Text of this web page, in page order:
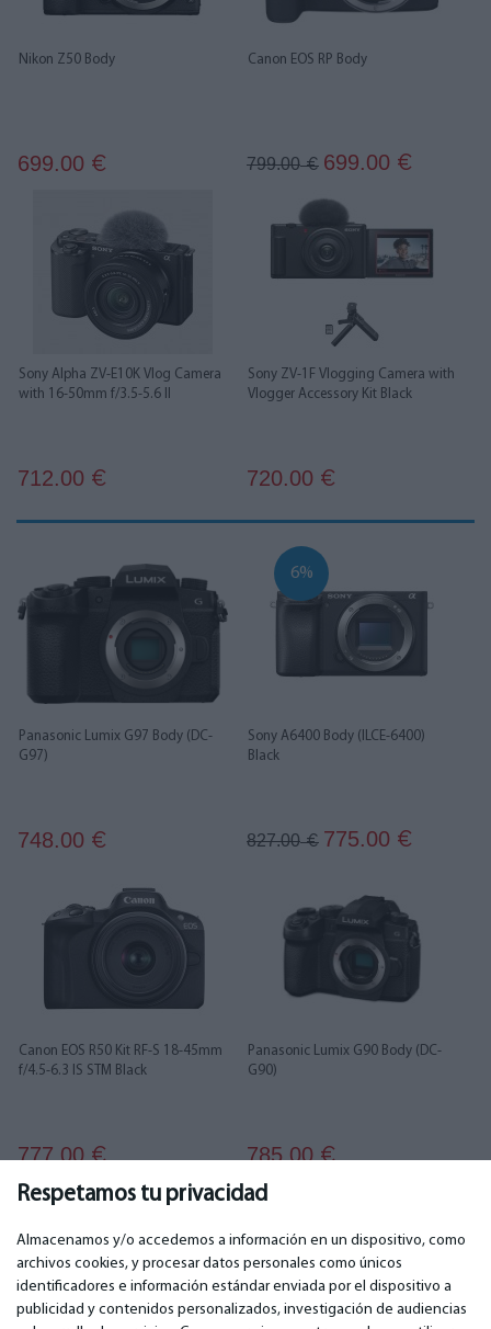
Respetamos tu privacidad
Almacenamos y/o accedemos a información en un dispositivo, como
archivos cookies, y procesar datos personales como únicos
identificadores e información estándar enviada por el dispositivo a
publicidad y contenidos personalizados, investigación de audiencias
Nikon Z50 Body
699.00 €
Canon EOS RP Body
799.00€ 699.00 €
Sony Alpha ZV-E10K Vlog Camera
with 16-50mm f/3.5-5.6 II
712.00 €
Sony ZV-1F Vlogging Camera with
Vlogger Accessory Kit Black
720.00 €
Panasonic Lumix G97 Body (DC-
G97)
748.00 €
Sony A6400 Body (ILCE-6400)
Black
6%
827.00€ 775.00 €
Canon EOS R50 Kit RF-S 18-45mm
f/4.5-6.3 IS STM Black
777.00€
Panasonic Lumix G90 Body (DC-
G90)
785.00€
IMPORTANTE CONTACTOS